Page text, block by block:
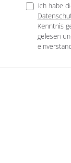
Ich habe
Kenntnis
gelesen